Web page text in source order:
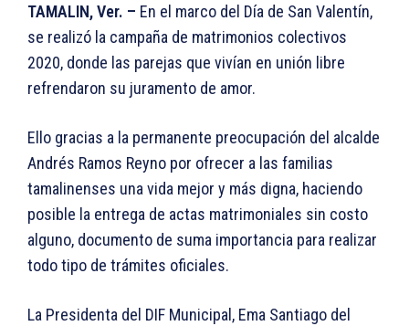
TAMALIN, Ver. – En el marco del Día de San Valentín,
se realizó la campaña de matrimonios colectivos
2020, donde las parejas que vivían en unión libre
refrendaron su juramento de amor.
Ello gracias a la permanente preocupación del alcalde
Andrés Ramos Reyno por ofrecer a las familias
tamalinenses una vida mejor y más digna, haciendo
posible la entrega de actas matrimoniales sin costo
alguno, documento de suma importancia para realizar
todo tipo de trámites oficiales.
La Presidenta del DIF Municipal, Ema Santiago del